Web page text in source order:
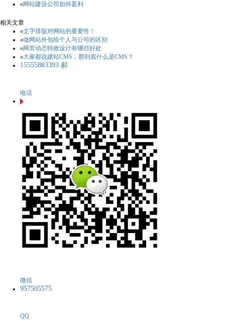
网站建设公司如何盈利
相关文章
文字排版对网站的重要性！
做网站外包给个人与公司的区别
网页动态特效设计有哪些好处
大家都说建站CMS，那到底什么是CMS？
15555883393 郝
电话
微信
957505575
QQ